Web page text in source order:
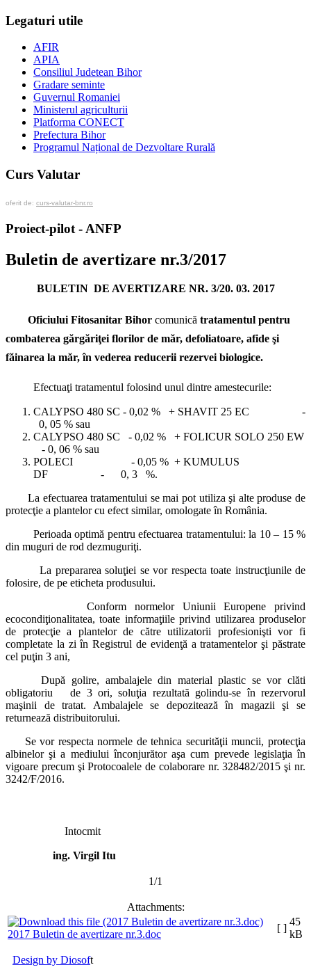
Legaturi utile
AFIR
APIA
Consiliul Judetean Bihor
Gradare seminte
Guvernul Romaniei
Ministerul agriculturii
Platforma CONECT
Prefectura Bihor
Programul Național de Dezvoltare Rurală
Curs Valutar
oferit de: curs-valutar-bnr.ro
Proiect-pilot - ANFP
Buletin de avertizare nr.3/2017
BULETIN DE AVERTIZARE NR. 3/20. 03. 2017
Oficiului Fitosanitar Bihor comunică tratamentul pentru
combaterea gărgăriţei florilor de măr, defoliatoare, afide şi
făinarea la măr, în vederea reducerii rezervei biologice.
Efectuaţi tratamentul folosind unul dintre amestecurile:
CALYPSO 480 SC - 0,02 % + SHAVIT 25 EC -
0, 05 % sau
CALYPSO 480 SC - 0,02 % + FOLICUR SOLO 250 EW
- 0, 06 % sau
POLECI - 0,05 % + KUMULUS
DF - 0, 3 %.
La efectuarea tratamentului se mai pot utiliza şi alte produse de
protecţie a plantelor cu efect similar, omologate în România.
Perioada optimă pentru efectuarea tratamentului: la 10 – 15 %
din muguri de rod dezmuguriţi.
La prepararea soluţiei se vor respecta toate instrucţiunile de
folosire, de pe eticheta produsului.
Conform normelor Uniunii Europene privind
ecocondiţionalitatea, toate informaţiile privind utilizarea produselor
de protecţie a plantelor de către utilizatorii profesionişti vor fi
completate la zi în Registrul de evidenţă a tratamentelor şi păstrate
cel puţin 3 ani,
După golire, ambalajele din material plastic se vor clăti
obligatoriu de 3 ori, soluţia rezultată golindu-se în rezervorul
maşinii de tratat. Ambalajele se depozitează în magazii şi se
returnează distribuitorului.
Se vor respecta normele de tehnica securităţii muncii, protecţia
albinelor şi a mediului înconjurător aşa cum prevede legislaţia în
vigoare precum şi Protocoalele de colaborare nr. 328482/2015 şi nr.
3242/F/2016.
Intocmit
ing. Virgil Itu
1/1
Attachments:
2017 Buletin de avertizare nr.3.doc
[ ]
45
kB
Design by Diosoft